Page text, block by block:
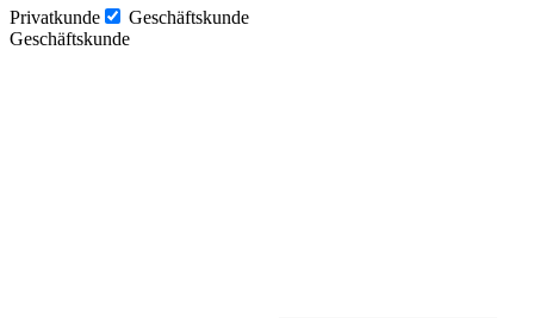
Privatkunde
Geschäftskunde
Geschäftskunde